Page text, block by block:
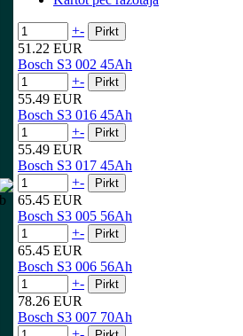
+-
51.22 EUR
Bosch S3 002 45Ah
+-
55.49 EUR
Bosch S3 016 45Ah
+-
55.49 EUR
Bosch S3 017 45Ah
+-
65.45 EUR
Bosch S3 005 56Ah
+-
65.45 EUR
Bosch S3 006 56Ah
+-
78.26 EUR
Bosch S3 007 70Ah